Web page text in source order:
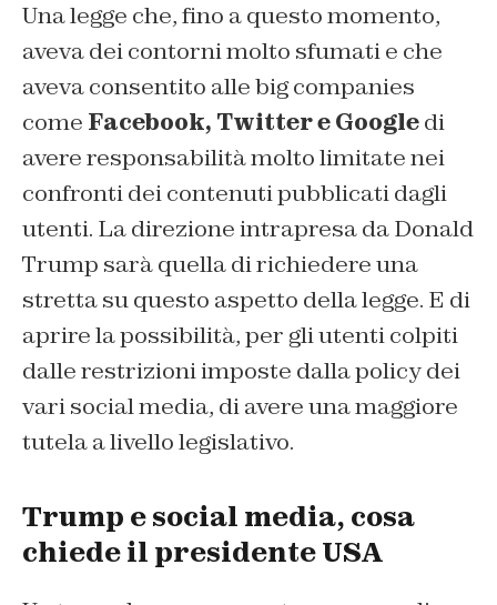
Una legge che, fino a questo momento,
aveva dei contorni molto sfumati e che
aveva consentito alle big companies
come Facebook, Twitter e Googledi
avere responsabilità molto limitate nei
confronti dei contenuti pubblicati dagli
utenti. La direzione intrapresa da Donald
Trump sarà quella di richiedere una
stretta su questo aspetto della legge. E di
aprire la possibilità, per gli utenti colpiti
dalle restrizioni imposte dalla policy dei
vari social media, di avere una maggiore
tutela a livello legislativo.
Trump e social media, cosa
chiede il presidente USA